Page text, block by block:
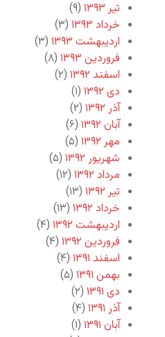
تیر ۱۳۹۳
(۹)
خرداد ۱۳۹۳
(۳)
اردیبهشت ۱۳۹۳
(۳)
فروردین ۱۳۹۳
(۸)
اسفند ۱۳۹۲
(۲)
دی ۱۳۹۲
(۱)
آذر ۱۳۹۲
(۲)
آبان ۱۳۹۲
(۶)
مهر ۱۳۹۲
(۵)
شهریور ۱۳۹۲
(۵)
مرداد ۱۳۹۲
(۱۲)
تیر ۱۳۹۲
(۱۳)
خرداد ۱۳۹۲
(۱۳)
اردیبهشت ۱۳۹۲
(۴)
فروردین ۱۳۹۲
(۴)
اسفند ۱۳۹۱
(۴)
بهمن ۱۳۹۱
(۵)
دی ۱۳۹۱
(۲)
آذر ۱۳۹۱
(۴)
آبان ۱۳۹۱
(۱)